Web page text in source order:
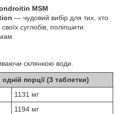
MSM
— чудовий вибір для тих, хто
суглобів, поліпшити
склянкою води.
порції (3 таблетки)
1131 мг
1194 мг